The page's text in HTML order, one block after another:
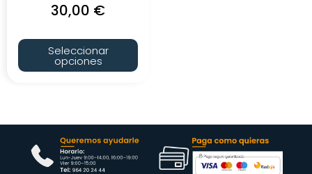
30,00 €
Seleccionar
opciones